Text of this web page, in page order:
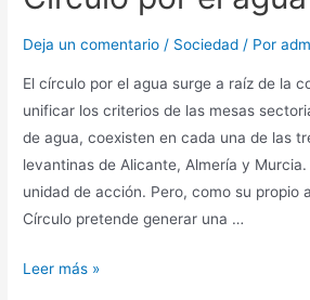
Deja un comentario / Sociedad / Por
El círculo por el agua surge a raíz de la
unificar los criterios de las mesas
de agua, coexisten en cada una de las
levantinas de Alicante, Almería y
unidad de acción. Pero, como su propio
Círculo pretende generar una …
Leer más »